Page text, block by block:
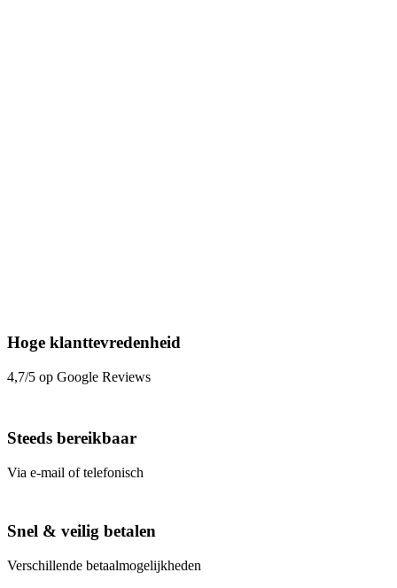
Hoge klanttevredenheid
4,7/5 op Google Reviews
Steeds bereikbaar
Via e-mail of telefonisch
Snel & veilig betalen
Verschillende betaalmogelijkheden